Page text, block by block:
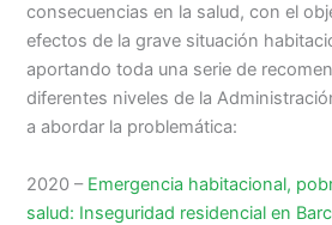
consecuencias en la salud, con el
efectos de la grave situación
aportando toda una serie de
diferentes niveles de la
a abordar la problemática:
2020 – Emergencia habitacional,
salud: Inseguridad residencial en